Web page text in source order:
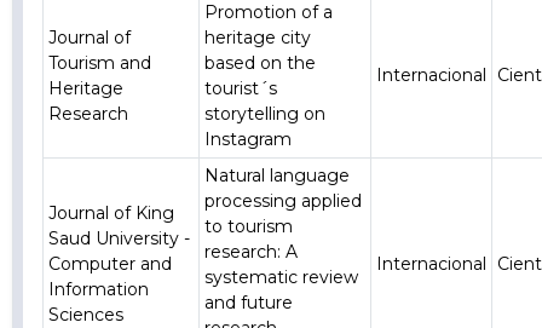
Journal of
Tourism and
Heritage
Research
Promotion of a
heritage city
based on the
tourist´s
storytelling on
Instagram
Internacional
Journal of King
Saud University -
Computer and
Information
Sciences
Natural language
processing applied
to tourism
research: A
systematic review
and future
Internacional